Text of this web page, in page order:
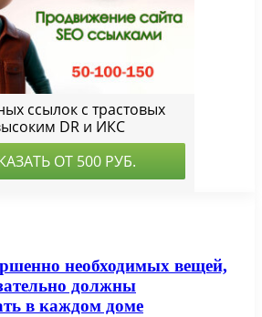
необходимых вещей,
должны
в каждом доме